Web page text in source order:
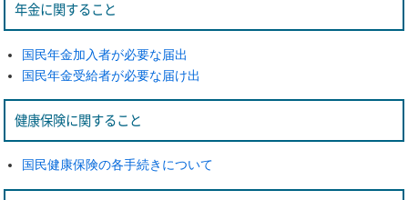
年金に関すること
国民年金加入者が必要な届出
国民年金受給者が必要な届け出
健康保険に関すること
国民健康保険の各手続きについて